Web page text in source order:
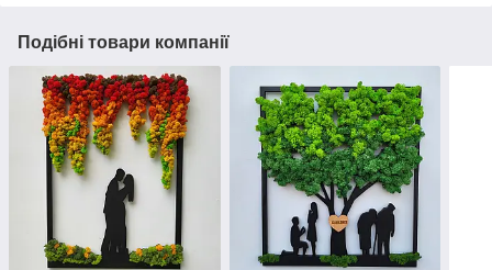
Подібні товари компанії